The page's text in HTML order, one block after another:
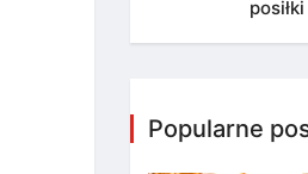
posiłki
Popularne